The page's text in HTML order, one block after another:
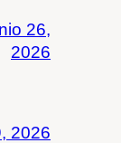
26,
2026
2026